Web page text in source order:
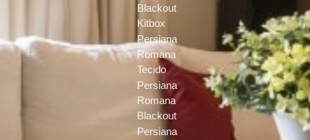
Blackout
Kitbox
Persiana
Romana
Tecido
Persiana
Romana
Blackout
Persiana